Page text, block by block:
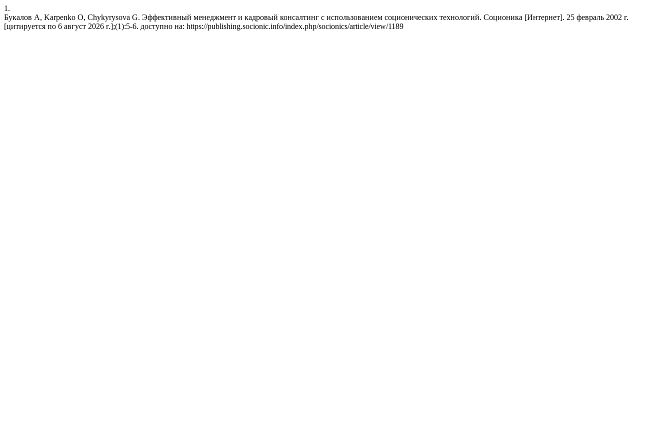
1.
Букалов А, Karpenko O, Chykyrysova G. Эффективный менеджмент и кадровый консалтинг с использованием соционических технологий. Соционика [Интернет]. 25 февраль 2002 г.
[цитируется по 6 август 2026 г.];(1):5-6. доступно на: https://publishing.socionic.info/index.php/socionics/article/view/1189